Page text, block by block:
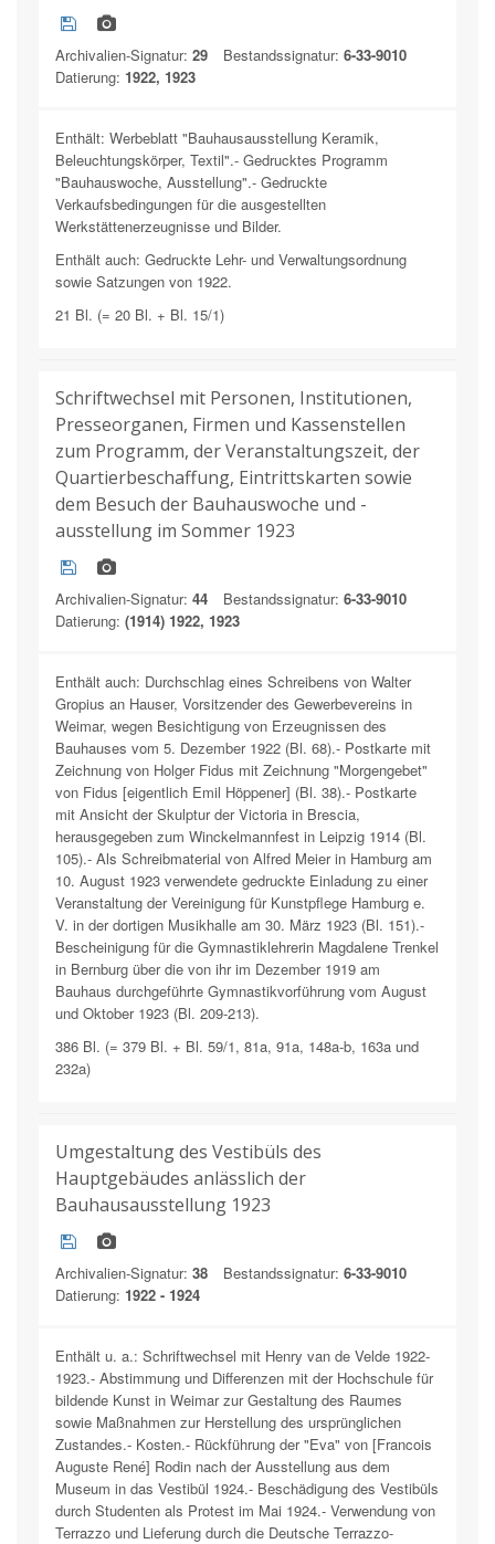
Archivalien-Signatur: 29 Bestandssignatur: 6-33-9010
Datierung: 1922, 1923
Enthält: Werbeblatt "Bauhausausstellung Keramik,
Beleuchtungskörper, Textil".- Gedrucktes Programm
"Bauhauswoche, Ausstellung".- Gedruckte
Verkaufsbedingungen für die ausgestellten
Werkstättenerzeugnisse und Bilder.
Enthält auch: Gedruckte Lehr- und Verwaltungsordnung
sowie Satzungen von 1922.
21 Bl. (= 20 Bl. + Bl. 15/1)
Schriftwechsel mit Personen, Institutionen,
Presseorganen, Firmen und Kassenstellen
zum Programm, der Veranstaltungszeit, der
Quartierbeschaffung, Eintrittskarten sowie
dem Besuch der Bauhauswoche und -
ausstellung im Sommer 1923
Archivalien-Signatur: 44 Bestandssignatur: 6-33-9010
Datierung: (1914) 1922, 1923
Enthält auch: Durchschlag eines Schreibens von Walter
Gropius an Hauser, Vorsitzender des Gewerbevereins in
Weimar, wegen Besichtigung von Erzeugnissen des
Bauhauses vom 5. Dezember 1922 (Bl. 68).- Postkarte mit
Zeichnung von Holger Fidus mit Zeichnung "Morgengebet"
von Fidus [eigentlich Emil Höppener] (Bl. 38).- Postkarte
mit Ansicht der Skulptur der Victoria in Brescia,
herausgegeben zum Winckelmannfest in Leipzig 1914 (Bl.
105).- Als Schreibmaterial von Alfred Meier in Hamburg am
10. August 1923 verwendete gedruckte Einladung zu einer
Veranstaltung der Vereinigung für Kunstpflege Hamburg e.
V. in der dortigen Musikhalle am 30. März 1923 (Bl. 151).-
Bescheinigung für die Gymnastiklehrerin Magdalene Trenkel
in Bernburg über die von ihr im Dezember 1919 am
Bauhaus durchgeführte Gymnastikvorführung vom August
und Oktober 1923 (Bl. 209-213).
386 Bl. (= 379 Bl. + Bl. 59/1, 81a, 91a, 148a-b, 163a und
232a)
Umgestaltung des Vestibüls des
Hauptgebäudes anlässlich der
Bauhausausstellung 1923
Archivalien-Signatur: 38 Bestandssignatur: 6-33-9010
Datierung: 1922 - 1924
Enthält u. a.: Schriftwechsel mit Henry van de Velde 1922-
1923.- Abstimmung und Differenzen mit der Hochschule für
bildende Kunst in Weimar zur Gestaltung des Raumes
sowie Maßnahmen zur Herstellung des ursprünglichen
Zustandes.- Kosten.- Rückführung der "Eva" von [Francois
Auguste René] Rodin nach der Ausstellung aus dem
Museum in das Vestibül 1924.- Beschädigung des Vestibüls
durch Studenten als Protest im Mai 1924.- Verwendung von
Terrazzo und Lieferung durch die Deutsche Terrazzo-